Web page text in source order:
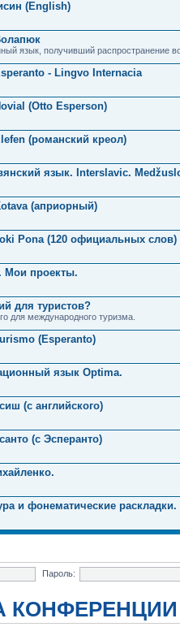
(English)
язык, получивший распространение
- Lingvo Internacia
(Otto Esperson)
(романский креол)
язык. Interslavic.
(априорный)
Pona (120 официальных слов)
Мои проекты.
для туристов?
для международного туризма.
(Esperanto)
язык Optima.
(с английского)
(с Эсперанто)
и фонематические раскладки.
Пароль:
КОНФЕРЕНЦИИ